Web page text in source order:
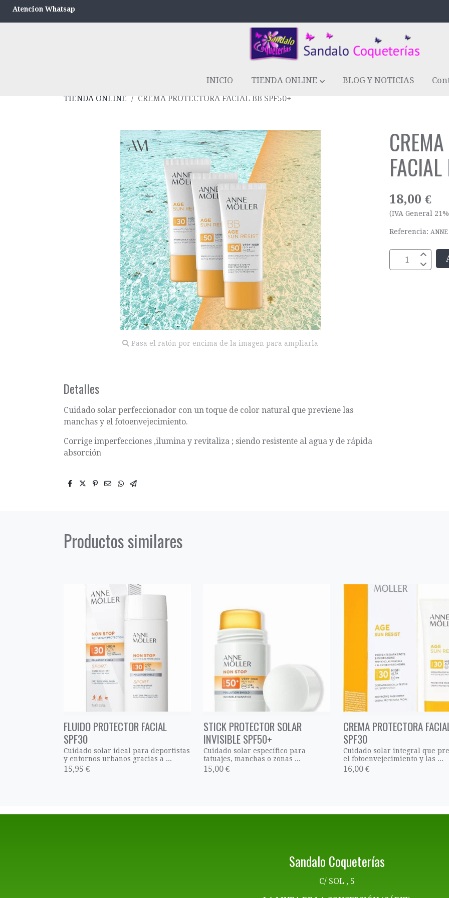
Atencion Whatsap
INICIO TIENDA ONLINE BLOG Y NOTICIAS
TIENDA ONLINE
CREMA PROTECTORA FACIAL BB SPF50+
Pasa el ratón por encima de la imagen para ampliarla
Detalles
Cuidado solar perfeccionador con un toque de color natural que previene las
manchas y el fotoenvejecimiento.
Corrige imperfecciones ,ilumina y revitaliza ; siendo resistente al agua y de rápida
absorción
18,00 €
(IVA General
Referencia:
Productos similares
FLUIDO PROTECTOR FACIAL
SPF30
Cuidado solar ideal para deportistas
y entornos urbanos gracias a ...
15,95 €
STICK PROTECTOR SOLAR
INVISIBLE SPF50+
Cuidado solar específico para
tatuajes, manchas o zonas ...
15,00 €
CREMA PROTECTORA
SPF30
Cuidado solar integral que
el fotoenvejecimiento y las ...
16,00 €
Sandalo Coqueterías
C/ SOL , 5